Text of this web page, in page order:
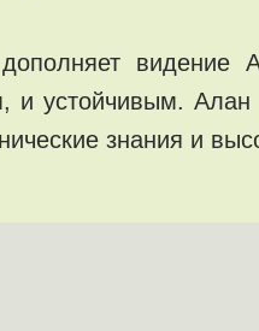
видение
устойчивым. Алан
знания и